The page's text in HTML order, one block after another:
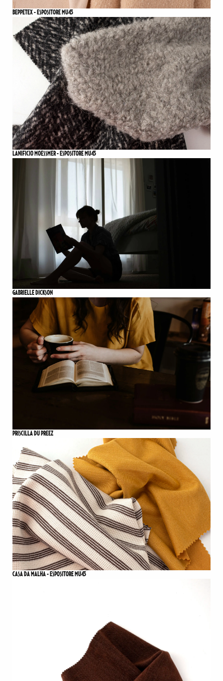
BEPPETEX - ESPOSITORE MU43
LANIFICIO MOESSMER - ESPOSITORE MU43
GABRIELLE DICKSON
PRISCILLA DU PREEZ
CASA DA MALHA - ESPOSITORE MU43